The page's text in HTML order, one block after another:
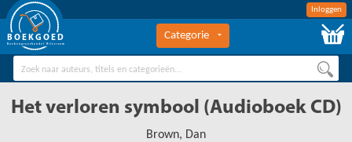
Inloggen
BOEKGOED
Boekengroothandel Hilversum
Categorie
Het verloren symbool (Audioboek CD)
Brown, Dan